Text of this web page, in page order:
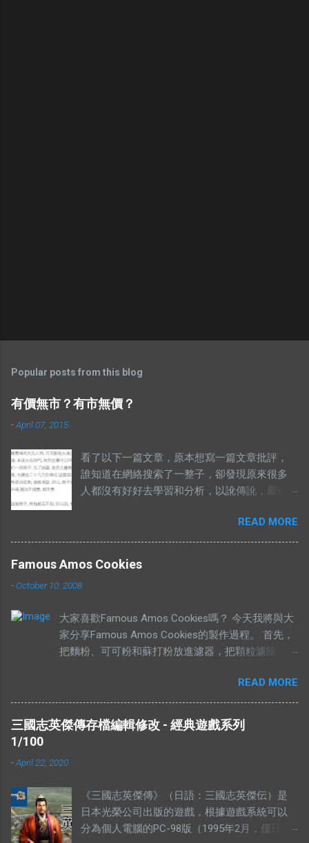
Popular posts from this blog
有價無市？有市無價？
-April 07, 2015
看了以下一篇文章，原本想寫一篇文章批評，
誰知道在網絡搜索了一整子，卻發現原來很多
人都沒有好好去學習和分析，以訛傳訛，最後
不到就是有市無價？ 至於其他人怎樣詮釋這兩
句成語，你們自己Google以下就知道了，我在
這只說重點。 網絡流行的解釋不符合邏輯。 在
西。可是有些解釋把“有價無市”的“價”，解釋為
價無市就是說有人願意出高價，卻沒有供
應。”如果按照這個邏輯，“有市無價”就等於有
供應，卻無高價。如果是這樣解釋的話，就不
需求高過供應，或者供應低過需求。從經濟學
的角度去看，貨物在供應充足的情況下，價格
是不應該上揚的。（獨特的馬來西亞經常會有
例子是：一個地方的二手屋很好大家都想買，
可是住在那的人都不想賣。你有見過搶手的貨
物，沒有供應的嗎？ 2012年9月，侯志強（上水
鄉委會主席，北區區議員）曾說過一句話：“你
READ MORE
Famous Amos Cookies
-October 10, 2008
大家喜歡Famous Amos Cookies嗎？ 今天我將與大
家分享Famous Amos Cookies的製作過程。 首先，
把麵粉、可可粉和蘇打粉放進濾器，把顆粒濾除。
（Walnut），攪拌均勻，放在一旁待用。 在另外一
個盤裡，放入菜油、白糖、黃糖和鹽。 用攪拌器把
材料攪拌均勻。攪拌的時候要注意，攪拌器一定要順
時鐘旋轉。 加入香精，繼續攪拌。 加入雞蛋，繼續
前的面紛混合物。 攪拌五分鐘，或者直到麵糰有一
烤箱裡烤。時間的長短，需要視餅乾的大小的定。像
一下的大小，時間需要比較長。 像下面這個形狀，
需要的時間比較短。 這個就是完成品，希望妳們會
READ MORE
三國志英傑傳存檔編輯修改 - 經典遊戲系列
1/100
-April 22, 2020
《三國志英傑傳》（日語：三國志英傑伝）是
日本光榮公司出版的遊戲，根據遊戲系統可以
分為個人電腦的PC-98版（1995年2月，僅日